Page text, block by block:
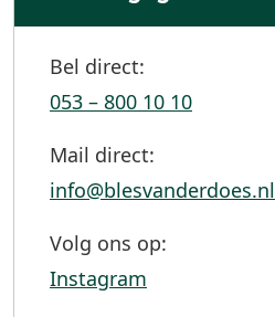
Bel direct:
053 – 800 10 10
Mail direct:
info@blesvanderdoes.nl
Volg ons op:
Instagram